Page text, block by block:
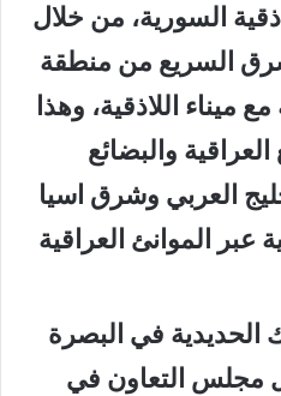
السورية، من خلال
السريع من منطقة
ميناء اللاذقية، وهذا
والبضائع
العربي وشرق اسيا
عبر الموانئ العراقية
في البصرة
مجلس التعاون في